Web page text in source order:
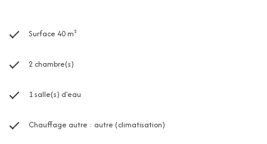
Surface 40 m²
2 chambre(s)
1 salle(s) d'eau
Chauffage autre : autre (climatisation)